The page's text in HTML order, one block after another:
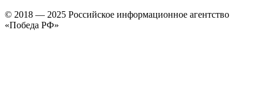
© 2018 — 2025 Российское информационное агентство
«Победа РФ»